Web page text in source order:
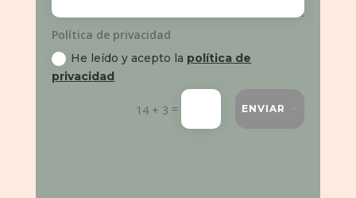
Política de privacidad
He leído y acepto la política de
privacidad
14 + 3 = ENVIAR